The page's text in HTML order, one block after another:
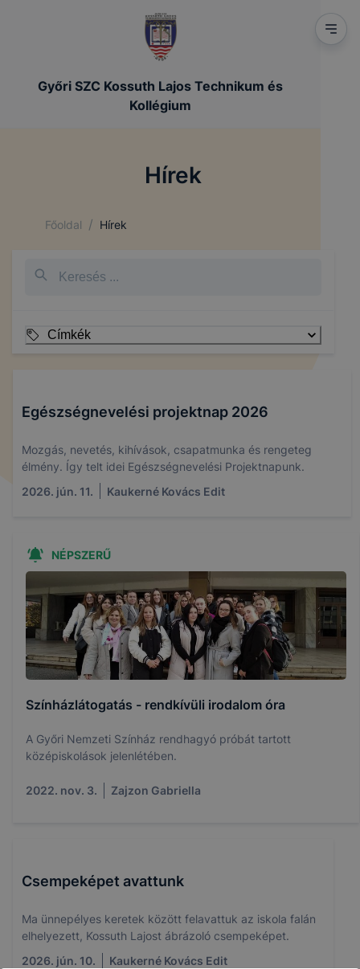
Győri SZC Kossuth Lajos Technikum és
Kollégium
Hírek
Főoldal / Hírek
Címkék
Egészségnevelési projektnap 2026
Mozgás, nevetés, kihívások, csapatmunka és rengeteg
élmény. Így telt idei Egészségnevelési Projektnapunk.
2026. jún. 11.
Kaukerné Kovács Edit
NÉPSZERŰ
Színházlátogatás - rendkívüli irodalom óra
A Győri Nemzeti Színház rendhagyó próbát tartott
középiskolások jelenlétében.
2022. nov. 3. Zajzon Gabriella
Csempeképet avattunk
Ma ünnepélyes keretek között felavattuk az iskola falán
elhelyezett, Kossuth Lajost ábrázoló csempeképet.
2026. jún. 10.
Kaukerné Kovács Edit